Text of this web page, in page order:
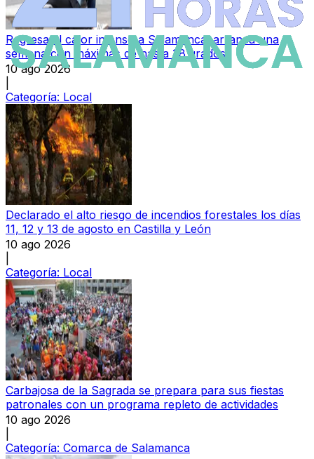
Regresa el calor intenso a Salamanca: arranca una
semana con máximas de hasta 38 grados
10 ago 2026
Categoría: Local
Declarado el alto riesgo de incendios forestales los días
11, 12 y 13 de agosto en Castilla y León
10 ago 2026
Categoría: Local
Carbajosa de la Sagrada se prepara para sus fiestas
patronales con un programa repleto de actividades
10 ago 2026
Categoría: Comarca de Salamanca